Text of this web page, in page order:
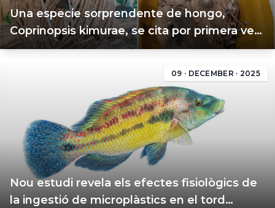
Una especie sorprendente de hongo,
Coprinopsis kimurae, se cita por primera vez
en las Illes Balears
09 · DECEMBER · 2025
Nou estudi revela els efectes fisiològics de
la ingestió de microplàstics en el tord